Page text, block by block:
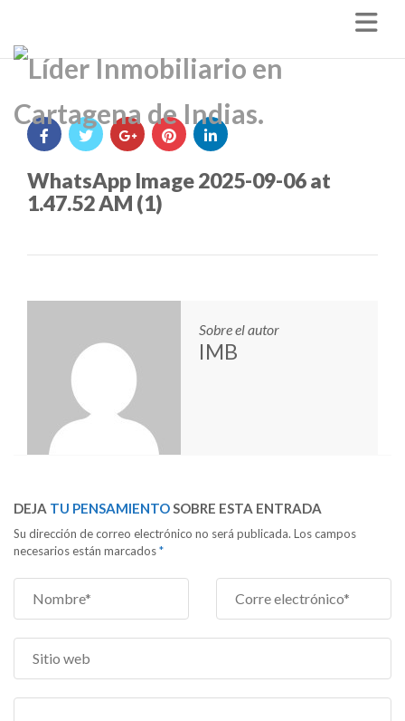
WhatsApp Image 2025-09-06 at
1.47.52 AM (1)
Sobre el autor
IMB
DEJA TU PENSAMIENTOSOBRE ESTA ENTRADA
Su dirección de correo electrónico no será publicada. Los campos
necesarios están marcados*